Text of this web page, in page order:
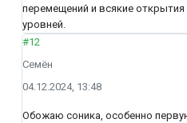
перемещений и всякие
уровней.
#12
Семён
04.12.2024, 13:48
Обожаю соника, особенно